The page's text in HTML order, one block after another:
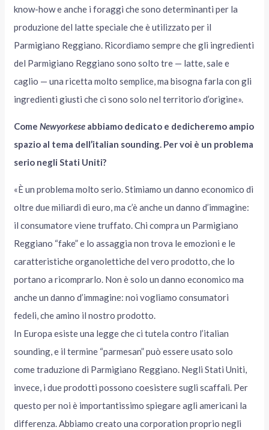
know-how e anche i foraggi che sono determinanti per la
produzione del latte speciale che è utilizzato per il
Parmigiano Reggiano. Ricordiamo sempre che gli ingredienti
del Parmigiano Reggiano sono solto tre — latte, sale e
caglio — una ricetta molto semplice, ma bisogna farla con gli
ingredienti giusti che ci sono solo nel territorio d’origine».
ComeNewyorkese abbiamo dedicato e dedicheremo ampio
spazio al tema dell’italian sounding. Per voi è un problema
serio negli Stati Uniti?
«È un problema molto serio. Stimiamo un danno economico di
oltre due miliardi di euro, ma c’è anche un danno d’immagine:
il consumatore viene truffato. Chi compra un Parmigiano
Reggiano “fake” e lo assaggia non trova le emozioni e le
caratteristiche organolettiche del vero prodotto, che lo
portano a ricomprarlo. Non è solo un danno economico ma
anche un danno d’immagine: noi vogliamo consumatori
fedeli, che amino il nostro prodotto.
In Europa esiste una legge che ci tutela contro l’italian
sounding, e il termine “parmesan” può essere usato solo
come traduzione di Parmigiano Reggiano. Negli Stati Uniti,
invece, i due prodotti possono coesistere sugli scaffali. Per
questo per noi è importantissimo spiegare agli americani la
differenza. Abbiamo creato una corporation proprio negli